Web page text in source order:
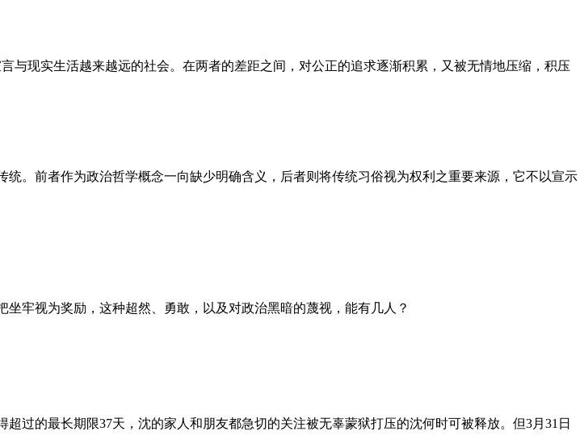
与现实生活越来越远的社会。在两者的差距之间，对公正的追求逐渐积累，又被无情地压缩，积压
。前者作为政治哲学概念一向缺少明确含义，后者则将传统习俗视为权利之重要来源，它不以宣示
牢视为奖励，这种超然、勇敢，以及对政治黑暗的蔑视，能有几人？
过的最长期限37天，沈的家人和朋友都急切的关注被无辜蒙狱打压的沈何时可被释放。但3月31日